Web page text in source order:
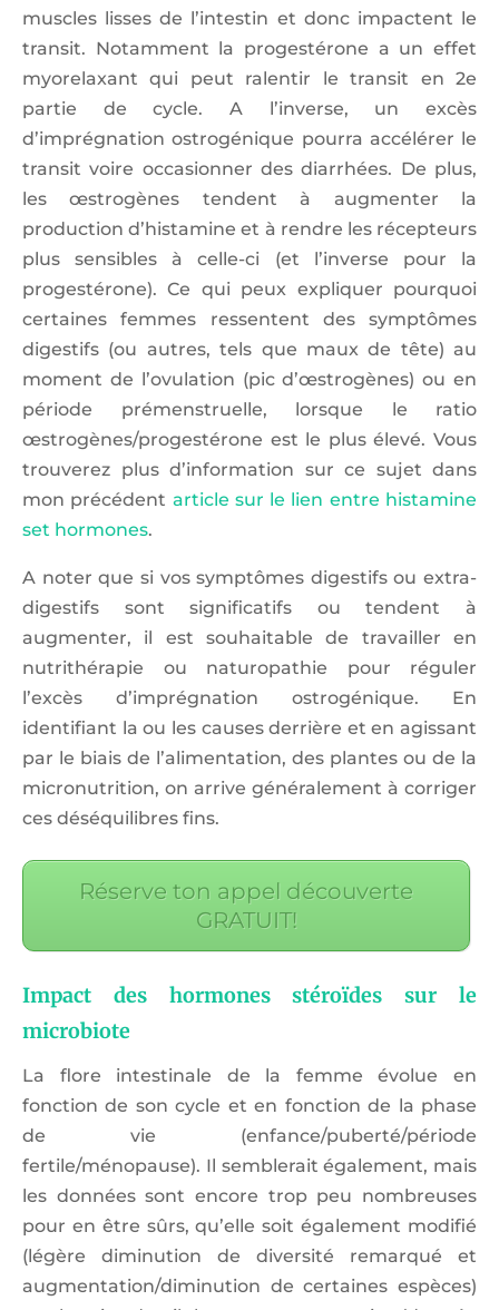
muscles lisses de l’intestin et donc impactent le
transit. Notamment la progestérone a un effet
myorelaxant qui peut ralentir le transit en 2e
partie de cycle. A l’inverse, un excès
d’imprégnation ostrogénique pourra accélérer le
transit voire occasionner des diarrhées. De plus,
les œstrogènes tendent à augmenter la
production d’histamine et à rendre les récepteurs
plus sensibles à celle-ci (et l’inverse pour la
progestérone). Ce qui peux expliquer pourquoi
certaines femmes ressentent des symptômes
digestifs (ou autres, tels que maux de tête) au
moment de l’ovulation (pic d’œstrogènes) ou en
période prémenstruelle, lorsque le ratio
œstrogènes/progestérone est le plus élevé. Vous
trouverez plus d’information sur ce sujet dans
mon précédent article sur le lien entre histamine
set hormones.
A noter que si vos symptômes digestifs ou extra-
digestifs sont significatifs ou tendent à
augmenter, il est souhaitable de travailler en
nutrithérapie ou naturopathie pour réguler
l’excès d’imprégnation ostrogénique. En
identifiant la ou les causes derrière et en agissant
par le biais de l’alimentation, des plantes ou de la
micronutrition, on arrive généralement à corriger
ces déséquilibres fins.
Réserve ton appel découverte
GRATUIT!
Impact des hormones stéroïdes sur le
microbiote
La flore intestinale de la femme évolue en
fonction de son cycle et en fonction de la phase
de vie (enfance/puberté/période
fertile/ménopause). Il semblerait également, mais
les données sont encore trop peu nombreuses
pour en être sûrs, qu’elle soit également modifié
(légère diminution de diversité remarqué et
augmentation/diminution de certaines espèces)